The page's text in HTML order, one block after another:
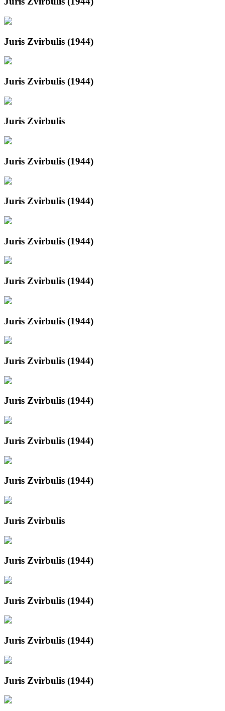
Juris Zvirbulis (1944)
Juris Zvirbulis (1944)
Juris Zvirbulis
Juris Zvirbulis (1944)
Juris Zvirbulis (1944)
Juris Zvirbulis (1944)
Juris Zvirbulis (1944)
Juris Zvirbulis (1944)
Juris Zvirbulis (1944)
Juris Zvirbulis (1944)
Juris Zvirbulis (1944)
Juris Zvirbulis (1944)
Juris Zvirbulis
Juris Zvirbulis (1944)
Juris Zvirbulis (1944)
Juris Zvirbulis (1944)
Juris Zvirbulis (1944)